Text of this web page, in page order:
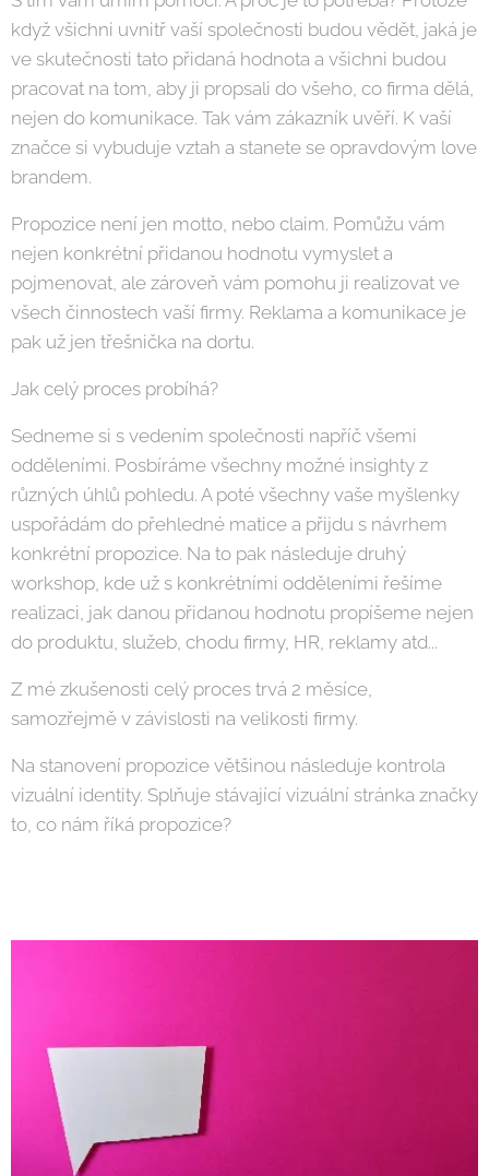
když všichni uvnitř vaší společnosti budou vědět, jaká je
ve skutečnosti tato přidaná hodnota a všichni budou
pracovat na tom, aby ji propsali do všeho, co firma dělá,
nejen do komunikace. Tak vám zákazník uvěří. K vaší
značce si vybuduje vztah a stanete se opravdovým love
brandem.
Propozice není jen motto, nebo claim. Pomůžu vám
nejen konkrétní přidanou hodnotu vymyslet a
pojmenovat, ale zároveň vám pomohu ji realizovat ve
všech činnostech vaší firmy. Reklama a komunikace je
pak už jen třešnička na dortu.
Jak celý proces probíhá?
Sedneme si s vedením společnosti napříč všemi
odděleními. Posbíráme všechny možné insighty z
různých úhlů pohledu. A poté všechny vaše myšlenky
uspořádám do přehledné matice a přijdu s návrhem
konkrétní propozice. Na to pak následuje druhý
workshop, kde už s konkrétními odděleními řešíme
realizaci, jak danou přidanou hodnotu propíšeme nejen
do produktu, služeb, chodu firmy, HR, reklamy atd...
Z mé zkušenosti celý proces trvá 2 měsíce,
samozřejmě v závislosti na velikosti firmy.
Na stanovení propozice většinou následuje kontrola
vizuální identity. Splňuje stávající vizuální stránka značky
to, co nám říká propozice?